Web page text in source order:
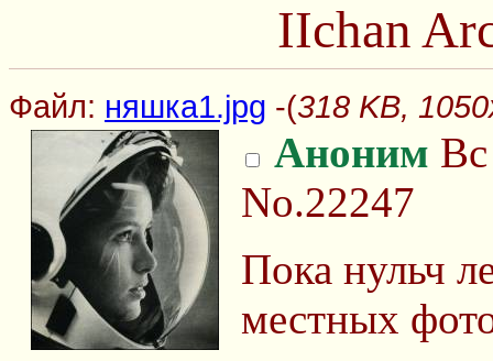
IIchan
Файл: няшка1.jpg -(318 KB,
Аноним
No.22247
Пока нульч
местных